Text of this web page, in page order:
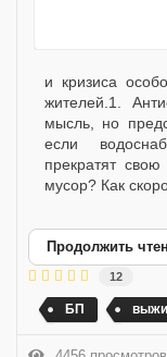
и кризиса
жителей.1.
мысль, но
если
прекратят
мусор? Как
Продолжить
12
БП